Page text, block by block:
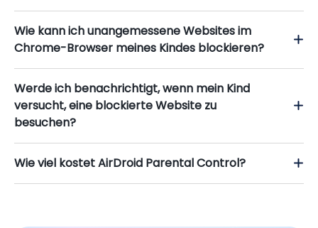
Wie kann ich unangemessene Websites im
Chrome-Browser meines Kindes blockieren?
Werde ich benachrichtigt, wenn mein Kind
versucht, eine blockierte Website zu
besuchen?
Wie viel kostet AirDroid Parental Control?